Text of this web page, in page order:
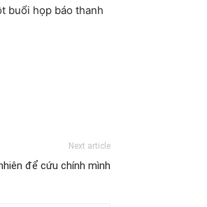
buổi họp báo thanh
Next article
để cứu chính mình